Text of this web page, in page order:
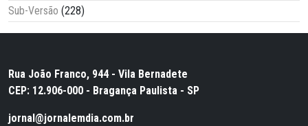
Sub-Versão (228)
Rua João Franco, 944 - Vila Bernadete
CEP: 12.906-000 - Bragança Paulista - SP
jornal@jornalemdia.com.br